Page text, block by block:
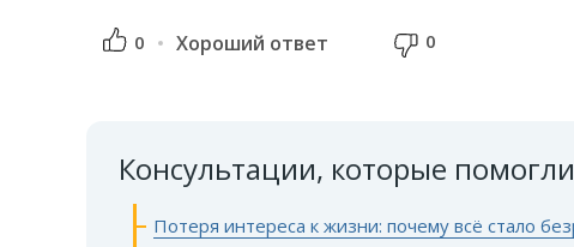
0 Хороший ответ 0
Консультации, которые
Потеря интереса к жизни: почему всё стало